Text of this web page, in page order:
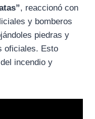
, reaccionó con
y bomberos
piedras y
oficiales. Esto
incendio y